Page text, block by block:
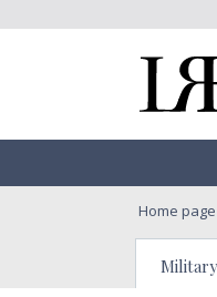
Home page
Military